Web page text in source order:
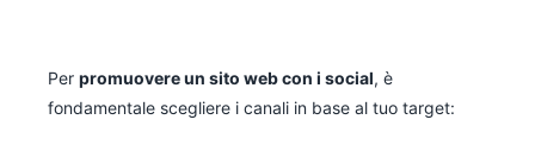
Per promuovere un sito web con i social, è
fondamentale scegliere i canali in base al tuo target: